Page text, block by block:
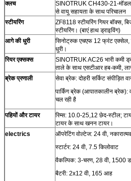
क्लच
SINOTRUK CH430-21-मॉडल
से वायु सहायता के साथ परिचालन
स्टीयरिंग
ZF8118 स्टीयरिंग गियर बॉक्स,
स्टीयरिंग। (बाएं हाथ ड्राइविंग)
आगे की धुरी
सिनोट्रुक एचएफ 12 फ्रंट
धुरी।
रियर एक्सक्स
SINOTRUK AC26 भारी कमी
ताले के साथ एसटीआर हब-कमी,
ब्रेक प्रणाली
सेवा ब्रेक: दोहरी सर्किट संपीड़ित
पार्किंग ब्रेक (आपातकालीन ब्रेक):
चल रही है
पहियों और टायर
रिम्स: 10.0-25,12 छेद-स्टील;
टायर के साथ खनन टायर।
electrics
ऑपरेटिंग वोल्टेज: 24 वी,
स्टार्टर: 24 वी, 7.5 किलोवाट
वैकल्पिक: 3-चरण, 28 वी, 1500
बैटरी: 2x12 वी, 165 आह